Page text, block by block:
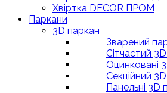
Хвіртка DECOR ПРОМ
Паркани
3D паркан
Зварений
Сітчастий
Оцинковані
Секційний
Панельні 3D